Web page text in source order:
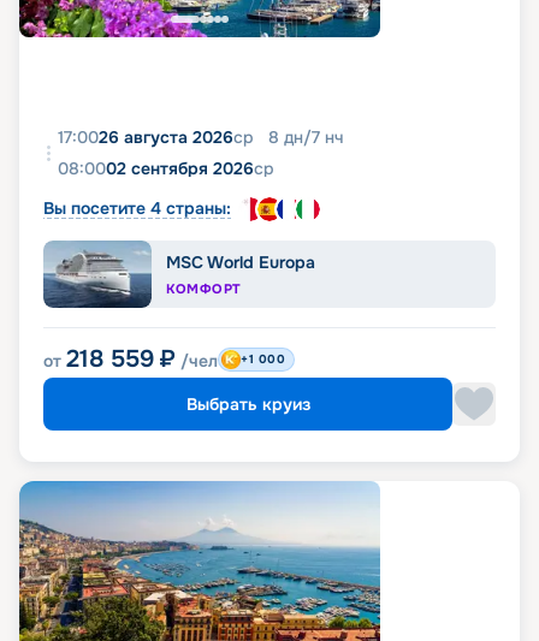
17:0026 августа 2026ср 8 дн/7 нч
08:0002 сентября 2026ср
Вы посетите 4 страны:
MSC World Europa
КОМФОРТ
от 218 559 ₽ /чел +1 000
Выбрать круиз